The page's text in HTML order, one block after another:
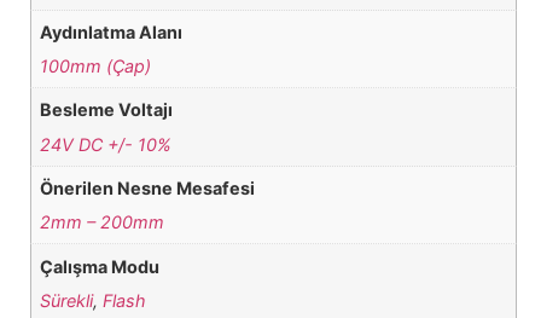
Aydınlatma Alanı
100mm (Çap)
Besleme Voltajı
24V DC +/- 10%
Önerilen Nesne Mesafesi
2mm – 200mm
Çalışma Modu
Sürekli,Flash